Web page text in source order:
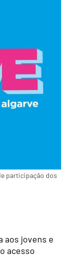
participação dos
aos jovens e
acesso